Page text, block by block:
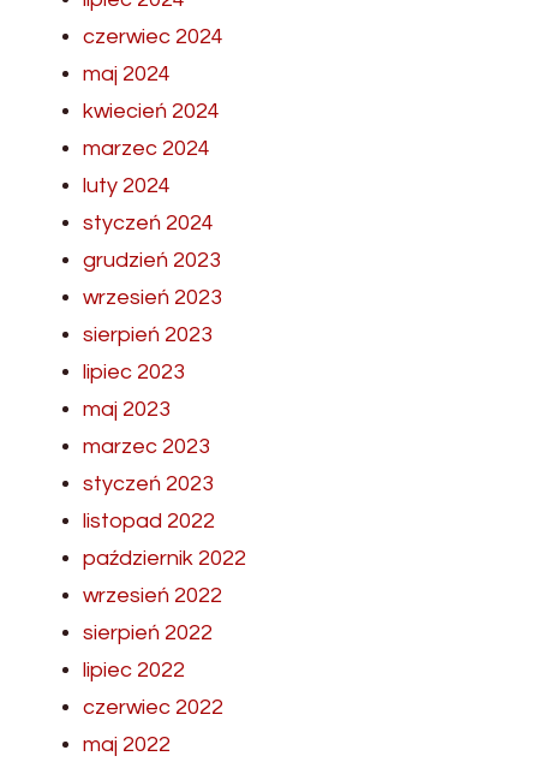
czerwiec 2024
maj 2024
kwiecień 2024
marzec 2024
luty 2024
styczeń 2024
grudzień 2023
wrzesień 2023
sierpień 2023
lipiec 2023
maj 2023
marzec 2023
styczeń 2023
listopad 2022
październik 2022
wrzesień 2022
sierpień 2022
lipiec 2022
czerwiec 2022
maj 2022